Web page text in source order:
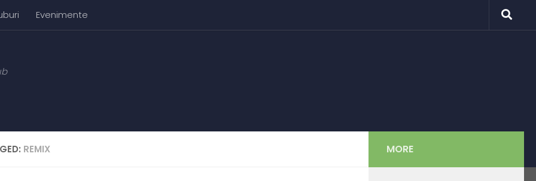
Evenimente
REMIX MORE